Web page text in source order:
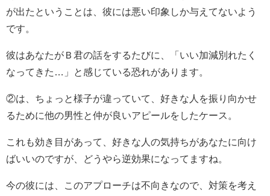
が出たということは、彼には悪い印象しか与えてないよう
です。
彼はあなたがＢ君の話をするたびに、「いい加減別れたく
なってきた…」と感じている恐れがあります。
②は、ちょっと様子が違っていて、好きな人を振り向かせ
るために他の男性と仲が良いアピールをしたケース。
これも効き目があって、好きな人の気持ちがあなたに向け
ばいいのですが、どうやら逆効果になってますね。
今の彼には、このアプローチは不向きなので、対策を考え